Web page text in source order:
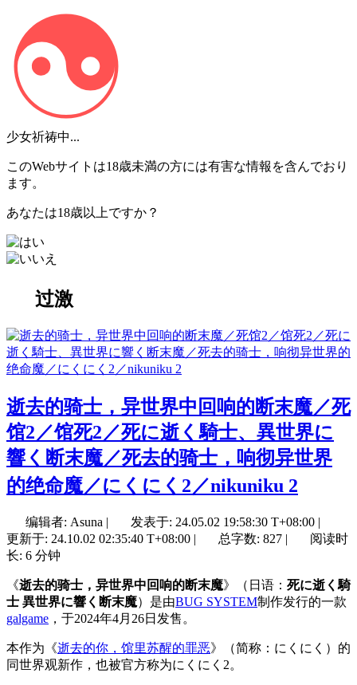
少女祈祷中...
このWebサイトは18歳未満の方には有害な情報を含んでおり
ます。
あなたは18歳以上ですか？
过激
逝去的骑士，异世界中回响的断末魔／死
馆2／馆死2／死に逝く騎士、異世界に
響く断末魔／死去的骑士，响彻异世界
的绝命魔／にくにく2／nikuniku 2
编辑者: Asuna | 发表于: 24.05.02 19:58:30 T+08:00 |
更新于: 24.10.02 02:35:40 T+08:00 | 总字数: 827 |
阅读时
长: 6 分钟
《逝去的骑士，异世界中回响的断末魔》（日语： 死に逝く騎
士 異世界に響く断末魔）是由BUG SYSTEM制作发行的一款
galgame ，于2024年4月26日发售。
本作为《逝去的你，馆里苏醒的罪恶》（简称：にくにく）的
同世界观新作，也被官方称为にくにく2。